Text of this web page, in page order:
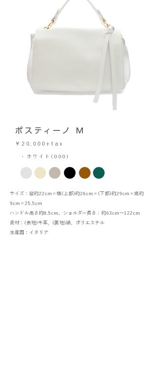
​ポスティーノ M
￥20,000+tax
・ホワイト(000)
サイズ：縦約22cm×横(上部)約26cm×(下部)約29cm×底約
9cm×25.5 cm
ハンドル高さ約8.5cm、ショルダー長さ：約63cm～122cm
素材：(表地)牛革、(裏地)綿、ポリエステル
生産国：イタリア